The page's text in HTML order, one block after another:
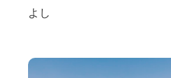
よし